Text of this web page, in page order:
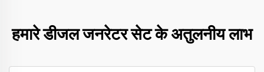
हमारे डीजल जनरेटर सेट के अतुलनीय लाभ